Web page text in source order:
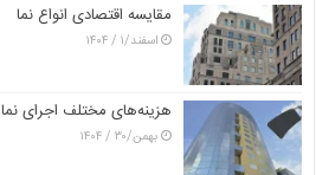
مقایسه اقتصادی انواع نما
اسفند/۱ / ۱۴۰۴
هزینه‌های مختلف اجرای نما
بهمن/۳۰ / ۱۴۰۴